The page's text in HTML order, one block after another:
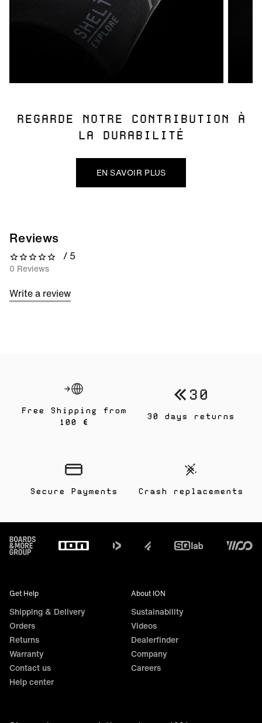
REGARDE NOTRE CONTRIBUTION À
LA DURABILITÉ
EN SAVOIR PLUS
Reviews
0 out of 5 stars
/ 5
0 Reviews
Write a review
Free Shipping from
100 €
Secure Payments
30 days returns
Crash replacements
Footer
Get Help
Shipping & Delivery
Orders
Returns
Warranty
Contact us
Help center
About ION
Sustainability
Videos
Dealerfinder
Company
Careers